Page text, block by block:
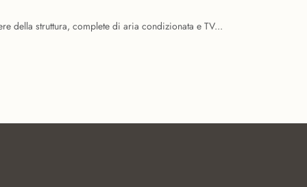
della struttura, complete di aria condizionata e TV...